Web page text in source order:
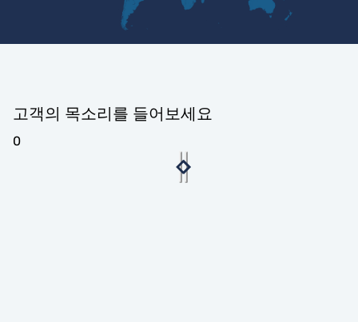
고객의 목소리를 들어보세요
0